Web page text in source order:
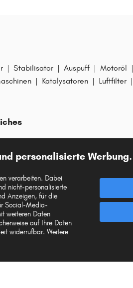
| Stabilisator | Auspuff | Motoröl |
| Katalysatoren | Luftfilter |
personalisierte Werbung.
verarbeiten. Dabei
nicht-personalisierte
Anzeigen, für die
Social-Media-
weiteren Daten
auf Ihre Daten
widerrufbar. Weitere